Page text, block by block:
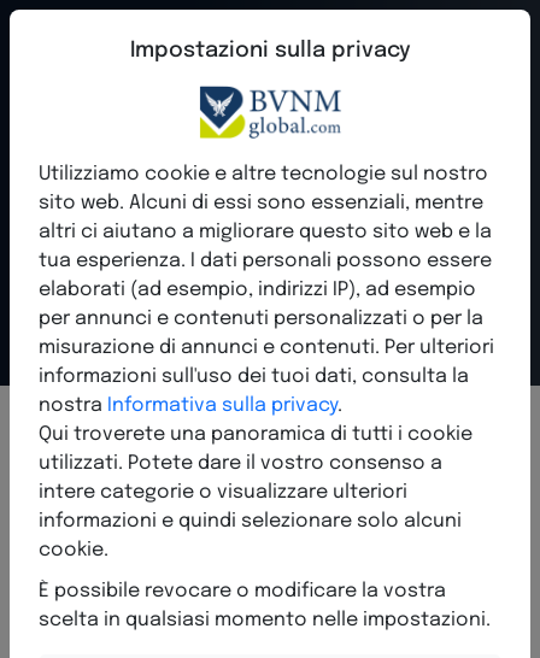
Rete BVNM - Esperti
certificati e
soluzioni innovative
Modellare insieme il tuo futuro
BVNMg lobal.com
Crescere insieme, coglier
Impostazioni sulla privacy
Utilizziamo cookie e altre tecnologie sul nostro
sito web. Alcuni di essi sono essenziali, mentre
altri ci aiutano a migliorare questo sito web e la
tua esperienza. I dati personali possono essere
elaborati (ad esempio, indirizzi IP), ad esempio
per annunci e contenuti personalizzati o per la
misurazione di annunci e contenuti. Per ulteriori
informazioni sull'uso dei tuoi dati, consulta la
nostra Informativa sulla privacy.
Qui troverete una panoramica di tutti i cookie
utilizzati. Potete dare il vostro consenso a
intere categorie o visualizzare ulteriori
informazioni e quindi selezionare solo alcuni
cookie.
È possibile revocare o modificare la vostra
scelta in qualsiasi momento nelle impostazioni.